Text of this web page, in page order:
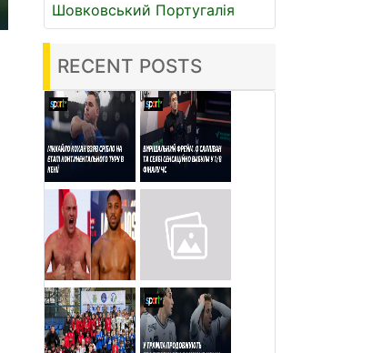
Шовковський Португалія
RECENT POSTS